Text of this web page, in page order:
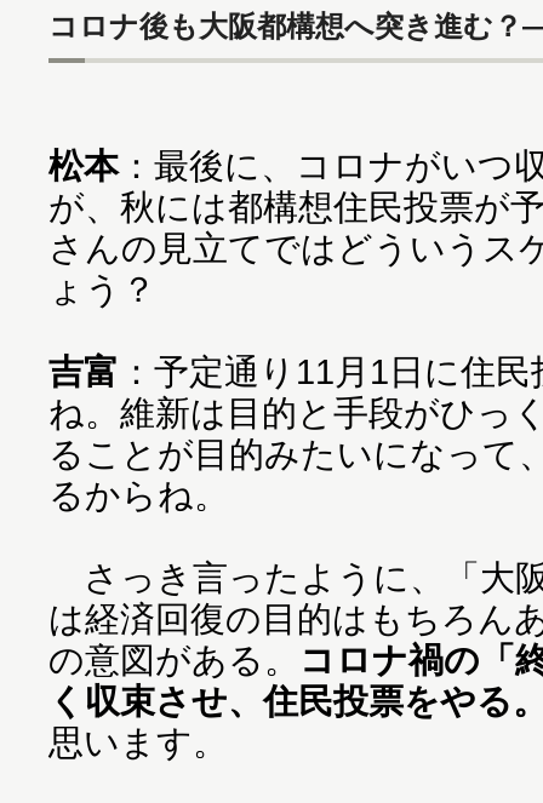
コロナ後も大阪都構想へ突き進む？
松本：最後に、コロナがいつ
が、秋には都構想住民投票が
さんの見立てではどういうス
ょう？
吉富 ：予定通り11月1日に住
ね。維新は目的と手段がひっ
ることが目的みたいになって
るからね。
さっき言ったように、「大
は経済回復の目的はもちろん
の意図がある。
コロナ禍の「
く収束させ、住民投票をやる
思います。